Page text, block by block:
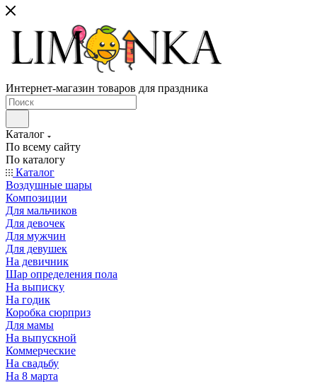
Интернет-магазин товаров для праздника
Каталог
По всему сайту
По каталогу
Каталог
Воздушные шары
Композиции
Для мальчиков
Для девочек
Для мужчин
Для девушек
На девичник
Шар определения пола
На выписку
На годик
Коробка сюрприз
Для мамы
На выпускной
Коммерческие
На свадьбу
На 8 марта